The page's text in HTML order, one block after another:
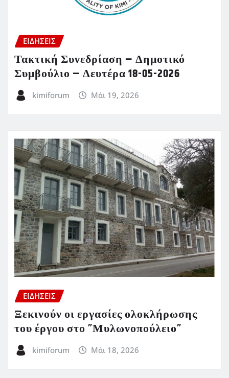
ΕΙΔΗΣΕΙΣ
Τακτική Συνεδρίαση – Δημοτικό
Συμβούλιο – Δευτέρα 18-05-2026
kimiforum Μάι 19, 2026
ΕΙΔΗΣΕΙΣ
Ξεκινούν οι εργασίες ολοκλήρωσης
του έργου στο ”Μυλωνοπούλειο”
kimiforum Μάι 18, 2026